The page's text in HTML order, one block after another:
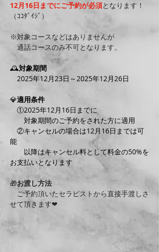
12月16日までにご予約が必須となります！
（ｺｺﾀﾞｲｼﾞ）
※対象コースなどはありませんが
通話コースのみ不可となります。
🕰️対象期間
2025年12月23日～2025年12月26日
💎適用条件
①2025年12月16日までに
対象期間のご予約をされた方に適用
②キャンセルの場合は12月16日までは可
能
以降はキャンセル料として料金の50%を
お支払いとなります
🎁お渡し方法
ご予約頂いたセラピストから直接手渡しさ
せて頂きます❤